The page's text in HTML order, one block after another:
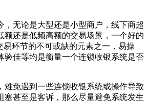
无论是大型还是小型商户，线下商超
额还是低频高额的交易场景，一个好的
易环节的不可或缺的元素之一，易操
验佳等均是衡量一个连锁收银系统是否
免遇到一些连锁收银系统或操作导致
塞甚至是客诉，那么尽量避免系统发生